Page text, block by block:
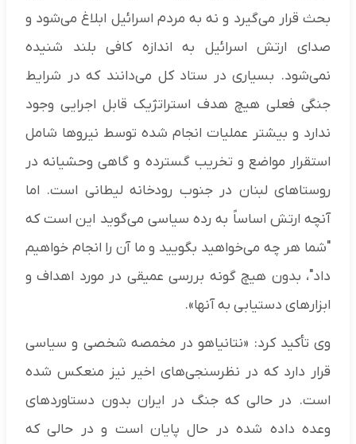
بحث قرار می‌گیرد و نه به مردم اسرائیل ابلاغ می‌شود و
صدای ارتش اسرائیل به اندازه کافی بلند شنیده
نمی‌شود. بسیاری در ستاد کل می‌دانند که در شرایط
جنگی فعلی هیچ هدف استراتژیک قابل اجرایی وجود
ندارد و بیشتر عملیات انجام شده توسط نیروها شامل
استقرار مواضع و تخریب گسترده و گاهی وحشیانه در
روستاهای لبنان در جنوب رودخانه لیطانی است. اما
آنچه ارتش اساساً به رده سیاسی می‌گوید این است که
"شما هر چه می‌خواهید بگویید و ما آن را انجام خواهیم
داد"، بدون هیچ گونه بررسی عمیقی در مورد اهداف و
ابزارهای دستیابی به آنها».
وی تأکید کرد: «نتانیاهو در مخمصه شخصی و سیاسی
قرار دارد که در نظرسنجی‌های اخیر نیز منعکس شده
است. در حالی که جنگ در ایران بدون دستاوردهای
وعده داده شده در حال پایان است و در حالی که